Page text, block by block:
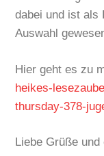
dabei und ist als
Auswahl
Hier geht es zu
heikes-
thursday-378-
Liebe Grüße